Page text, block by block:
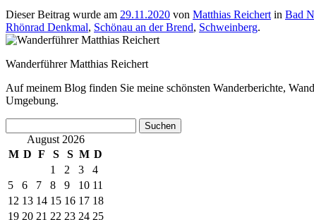
Dieser Beitrag wurde am 29.11.2020 von Matthias Reichert in Bad
Rhönrad Denkmal, Schönau an der Brend, Schweinberg.
Wanderführer Matthias Reichert
Auf meinem Blog finden Sie meine schönsten Wanderberichte,
Umgebung.
nach:August 2026
M D F S S M D
1
2 3
4
5
6 7 8 9 10 11
12 13 14 15 16 17 18
19 20 21 22 23 24 25